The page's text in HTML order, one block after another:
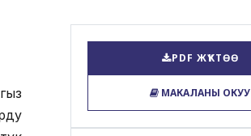
PDF ЖҮКТӨӨ
МАКАЛАНЫ ОКУУ